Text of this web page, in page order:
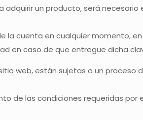
adquirir un producto, será
la cuenta en cualquier momento,
en caso de que entregue dicha
web, están sujetas a un proceso
de las condiciones requeridas por